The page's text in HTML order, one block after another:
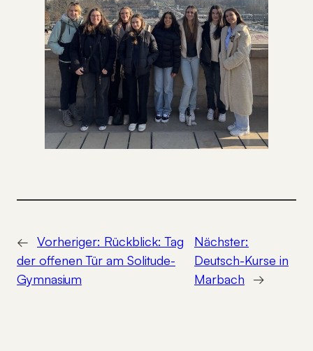
← Vorheriger: Rückblick: Tag
der offenen Tür am Solitude-
Gymnasium
Nächster:
Deutsch-Kurse in
Marbach
→